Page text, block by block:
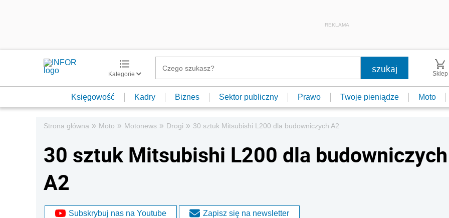
REKLAMA
Kategorie Sklep
Księgowość Kadry Biznes Sektor publiczny Prawo Twoje pieniądze Moto
Strona główna » Moto » Motonews » Drogi » 30 sztuk Mitsubishi L200 dla budowniczych A2
30 sztuk Mitsubishi L200 dla budowniczych
A2
Subskrybuj nas na Youtube Zapisz się na newsletter